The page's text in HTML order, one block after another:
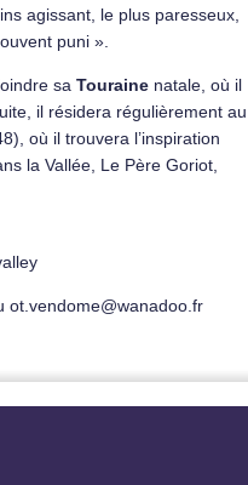
agissant, le plus paresseux,
puni ».
sa Touraine natale, où il
il résidera régulièrement au
où il trouvera l’inspiration
la Vallée, Le Père Goriot,
ot.vendome@wanadoo.fr